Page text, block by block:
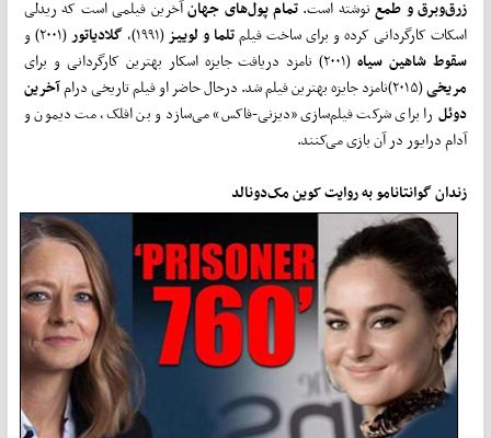
زرق‌و‌برق و طمعنوشته است. تمام پول‌های جهانآخرین فیلمی است که ریدلی
اسکات کارگردانی کرده و برای ساخت فیلمتلما و لوییز گلادیاتور(۲۰۰۱) و
سقوط شاهین سیاه(۲۰۰۱) نامزد دریافت جایزه اسکار بهترین کارگردانی و برای
مریخی(۲۰۱۵)نامزد جایزه بهترین فیلم شد. درحال حاضر او فیلم تاریخی درام
آخرین
دوئلرا برای شرکت فیلم‌سازی «دیزنی-فاکس» می‌سازد و بن افلک، مت دیمون و
آدام درایور در آن بازی می‌کنند.
زندان گوانتانامو به روایت کوین مک‌دونالد